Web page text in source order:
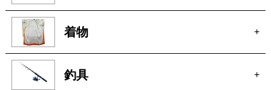
着物 +
釣具 +